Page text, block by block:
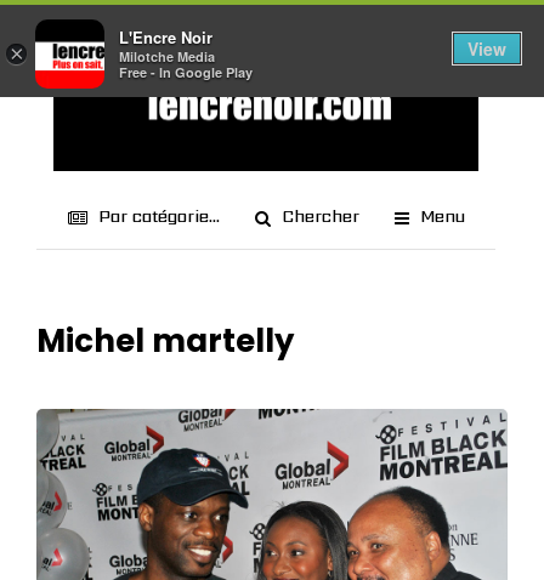
Par catégorie... Chercher Menu
Michel martelly
×
L'Encre Noir
Milotche Media
Free - In Google Play
View